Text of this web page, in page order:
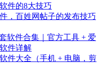
件的8大技巧
，百姓网帖子的发布技巧
软件合集｜官方工具 + 爱
件详解
件大全（手机 + 电脑，剪